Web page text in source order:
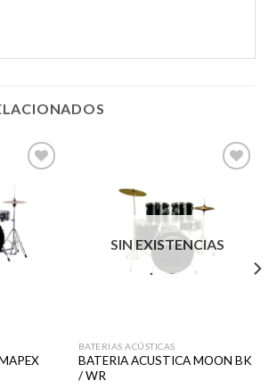
lista de
deseos
Añadir
lista de
deseos
SIN EXISTENCIAS
BATERIAS ACÚSTICAS
BATERIA ACUSTICA MOON BK
/ WR